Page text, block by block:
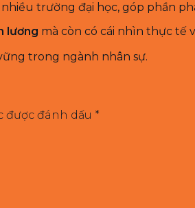
trường đại học, góp phần
lương mà còn có cái nhìn thực tế
trong ngành nhân sự.
được đánh dấu *